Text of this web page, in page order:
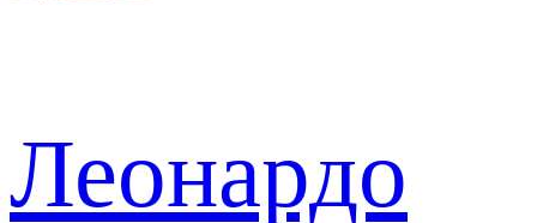
Леонардо